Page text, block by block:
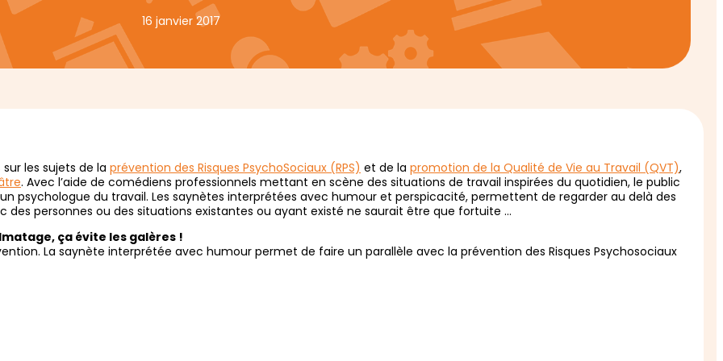
16 janvier 2017
les sujets de la prévention des Risques PsychoSociaux (RPS) et de la promotion de la Qualité de Vie au Travail (QVT),
. Avec l’aide de comédiens professionnels mettant en scène des situations de travail inspirées du quotidien, le public
psychologue du travail. Les saynètes interprétées avec humour et perspicacité, permettent de regarder au delà des
personnes ou des situations existantes ou ayant existé ne saurait être que fortuite …
ça évite les galères !
La saynète interprétée avec humour permet de faire un parallèle avec la prévention des Risques Psychosociaux